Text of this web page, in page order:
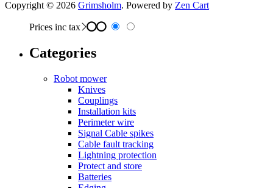
Copyright © 2026 Grimsholm. Powered by Zen Cart
Prices inc tax
Categories
Robot mower
Knives
Couplings
Installation kits
Perimeter wire
Signal Cable spikes
Cable fault tracking
Lightning protection
Protect and store
Batteries